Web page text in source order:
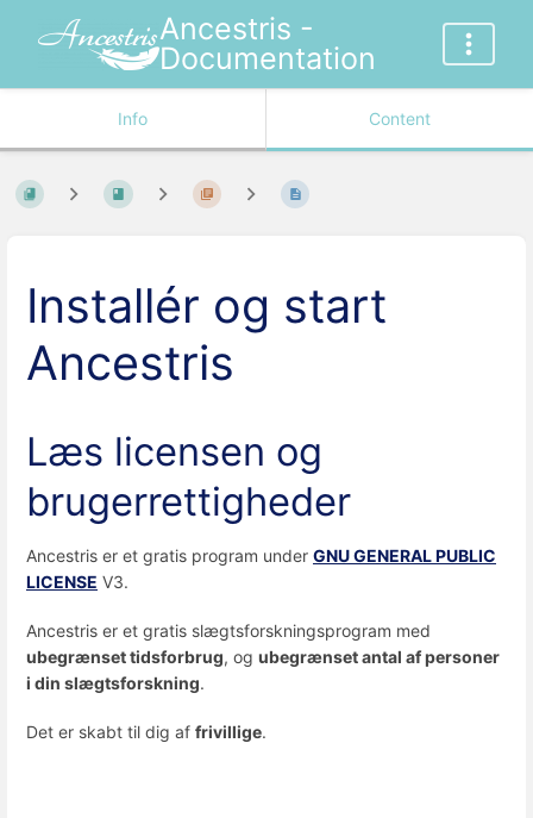
Ancestris -
Documentation
Info Content
Installér og start
Ancestris
Læs licensen og
brugerrettigheder
Ancestris er et gratis program under GNU GENERAL PUBLIC
LICENSE V3.
Ancestris er et gratis slægtsforskningsprogram med
ubegrænset tidsforbrug, og ubegrænset antal af personer
i din slægtsforskning.
Det er skabt til dig af frivillige.